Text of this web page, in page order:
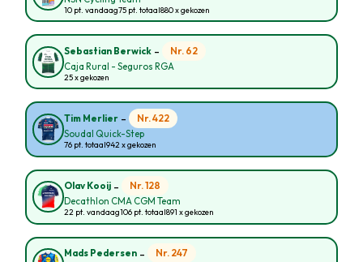
10 pt. vandaag75 pt. totaal880 x gekozen
Sebastian Berwick - Nr. 62
Caja Rural - Seguros RGA
25 x gekozen
Tim Merlier - Nr. 422
Soudal Quick-Step
76 pt. totaal942 x gekozen
Olav Kooij - Nr. 128
Decathlon CMA CGM Team
22 pt. vandaag106 pt. totaal891 x gekozen
Mads Pedersen - Nr. 247